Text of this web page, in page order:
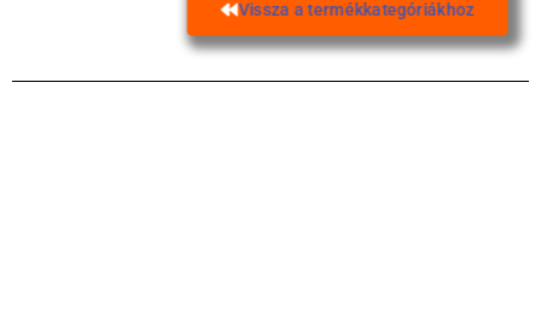
Vissza a termékkategóriákhoz